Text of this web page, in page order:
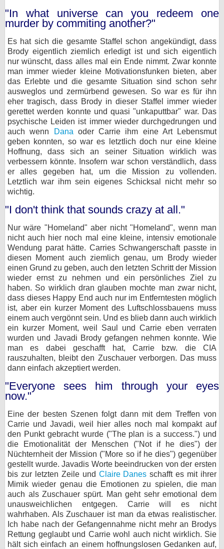
"In what universe can you redeem one
murder by commiting another?"
Es hat sich die gesamte Staffel schon angekündigt, dass
Brody eigentlich ziemlich erledigt ist und sich eigentlich
nur wünscht, dass alles mal ein Ende nimmt. Zwar konnte
man immer wieder kleine Motivationsfunken bieten, aber
das Erlebte und die gesamte Situation sind schon sehr
ausweglos und zermürbend gewesen. So war es für ihn
eher tragisch, dass Brody in dieser Staffel immer wieder
gerettet werden konnte und quasi "unkaputtbar" war. Das
psychische Leiden ist immer wieder durchgedrungen und
auch wenn
Dana oder Carrie ihm eine Art Lebensmut
geben konnten, so war es letztlich doch nur eine kleine
Hoffnung, dass sich an seiner Situation wirklich was
verbessern könnte. Insofern war schon verständlich, dass
er alles gegeben hat, um die Mission zu vollenden.
Letztlich war ihm sein eigenes Schicksal nicht mehr so
wichtig.
"I don't think that sounds crazy at all."
Nur wäre "Homeland" aber nicht "Homeland", wenn man
nicht auch hier noch mal eine kleine, intensiv emotionale
Wendung parat hätte. Carries Schwangerschaft passte in
diesen Moment auch ziemlich genau, um Brody wieder
einen Grund zu geben, auch den letzten Schritt der Mission
wieder ernst zu nehmen und ein persönliches Ziel zu
haben. So wirklich dran glauben mochte man zwar nicht,
dass dieses Happy End auch nur im Entferntesten möglich
ist, aber ein kurzer Moment des Luftschlossbauens muss
einem auch vergönnt sein. Und es blieb dann auch wirklich
ein kurzer Moment, weil Saul und Carrie eben verraten
wurden und Javadi Brody gefangen nehmen konnte. Wie
man es dabei geschafft hat, Carrie bzw. die CIA
rauszuhalten, bleibt den Zuschauer verborgen. Das muss
dann einfach akzeptiert werden.
"Everyone sees him through your eyes
now."
Eine der besten Szenen folgt dann mit dem Treffen von
Carrie und Javadi, weil hier alles noch mal kompakt auf
den Punkt gebracht wurde ("The plan is a success.") und
die Emotionalität der Menschen ("Not if he dies") der
Nüchternheit der Mission ("More so if he dies") gegenüber
gestellt wurde. Javadis Worte beeindrucken von der ersten
bis zur letzten Zeile und Claire Danes schafft es mit ihrer
Mimik wieder genau die Emotionen zu spielen, die man
auch als Zuschauer spürt. Man geht sehr emotional dem
unausweichlichen entgegen. Carrie will es nicht
wahrhaben. Als Zuschauer ist man da etwas realistischer.
Ich habe nach der Gefangennahme nicht mehr an Brodys
Rettung geglaubt und Carrie wohl auch nicht wirklich. Sie
hält sich einfach an einem hoffnungslosen Gedanken auf,